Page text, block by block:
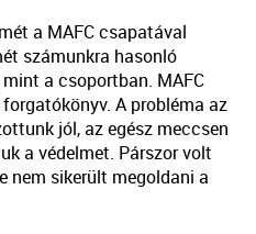
a MAFC csapatával
számunkra hasonló
a csoportban. MAFC
A probléma az
jól, az egész meccsen
a védelmet. Párszor volt
nem sikerült megoldani a